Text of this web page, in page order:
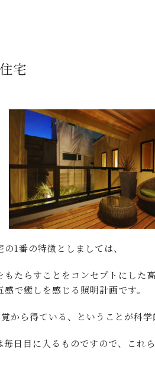
宅
1番の特徴としましては、
もたらすことをコンセプトにした
で癒しを感じる照明計画です。
から得ている、ということが科学
日目に入るものですので、これ